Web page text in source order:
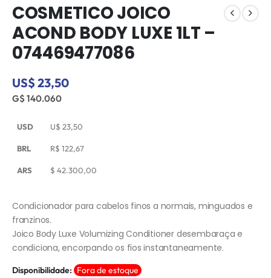
COSMETICO JOICO
ACOND BODY LUXE 1LT –
074469477086
US$ 23,50
G$ 140.060
USD U$ 23,50
BRL R$ 122,67
ARS $ 42.300,00
Condicionador para cabelos finos a normais, minguados e
franzinos.
Joico Body Luxe Volumizing Conditioner desembaraça e
condiciona, encorpando os fios instantaneamente.
Disponibilidade: Fora de estoque